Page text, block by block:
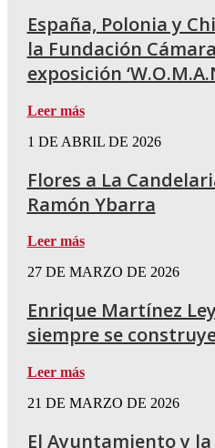
España, Polonia y
la Fundación
exposición
Leer más
1 DE ABRIL DE 2026
Flores a La
Ramón Ybarra
Leer más
27 DE MARZO DE 2026
Enrique Martínez
siempre se
Leer más
21 DE MARZO DE 2026
El Ayuntamiento y